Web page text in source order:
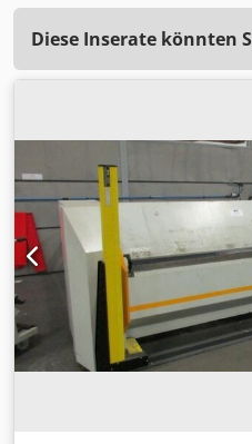
Diese Inserate könnten